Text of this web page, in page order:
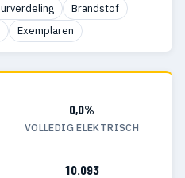
Brandstof
Exemplaren
0,0%
VOLLEDIG ELEKTRISCH
10.093